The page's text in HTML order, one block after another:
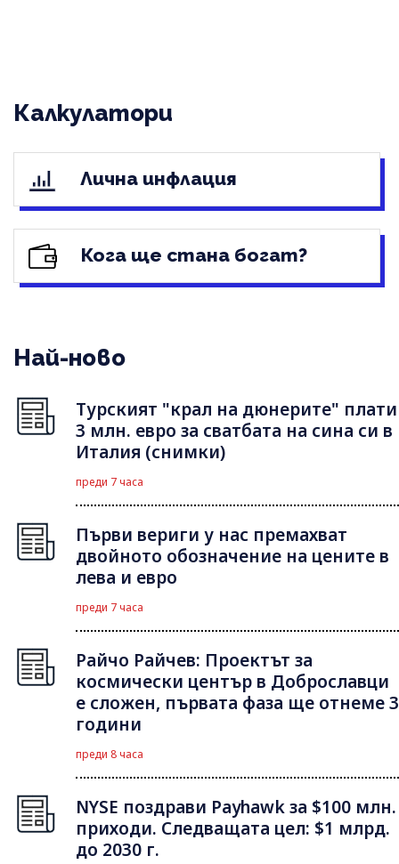
Калкулатори
Лична инфлация
Кога ще стана богат?
Най-ново
Турският "крал на дюнерите" плати
3 млн. евро за сватбата на сина си в
Италия (снимки)
преди 7 часа
Първи вериги у нас премахват
двойното обозначение на цените в
лева и евро
преди 7 часа
Райчо Райчев: Проектът за
космически център в Доброславци
е сложен, първата фаза ще отнеме 3
години
преди 8 часа
NYSE поздрави Payhawk за $100 млн.
приходи. Следващата цел: $1 млрд.
до 2030 г.